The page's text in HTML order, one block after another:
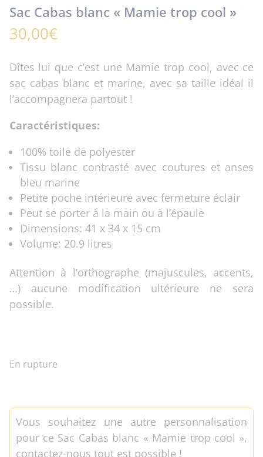
Sac Cabas blanc « Mamie trop cool »
30,00€
Dîtes lui que c’est une Mamie trop cool, avec ce
sac cabas blanc et marine, avec sa taille idéal il
l’accompagnera partout !
Caractéristiques:
100% toile de polyester
Tissu blanc contrasté avec coutures et anses
bleu marine
Petite poche intérieure avec fermeture éclair
Peut se porter à la main ou à l’épaule
Dimensions: 41 x 34 x 15 cm
Volume: 20.9 litres
Attention à l’orthographe (majuscules, accents,
…) aucune modification ultérieure ne sera
possible.
En rupture
Vous souhaitez une autre personnalisation
pour ce Sac Cabas blanc « Mamie trop cool »,
contactez-nous tout est possible !